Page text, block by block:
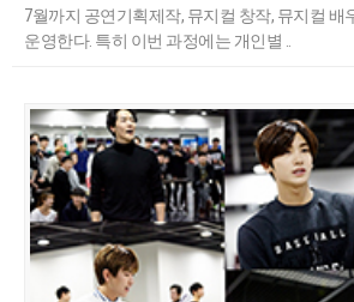
7월까지 공연기획제작, 뮤지컬 창작, 뮤지컬 배